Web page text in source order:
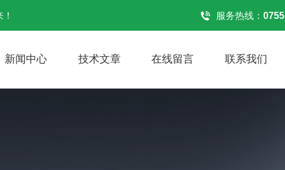
服务热线：
新闻中心 技术文章 在线留言 联系我们